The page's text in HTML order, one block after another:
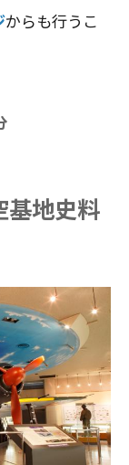
からも行うこ
基地史料